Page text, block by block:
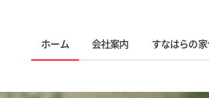
ホーム 会社案内 すなはらの家